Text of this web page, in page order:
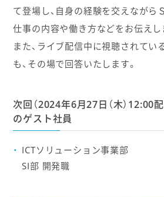
て登場し、自身の経験を交えながら
仕事の内容や働き方などをお伝えし
また、ライブ配信中に視聴されてい
も、その場で回答いたします。
次回（2024年6月27日（木）12:00
のゲスト社員
ICTソリューション事業部
SI部 開発職